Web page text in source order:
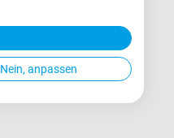
Nein, anpassen